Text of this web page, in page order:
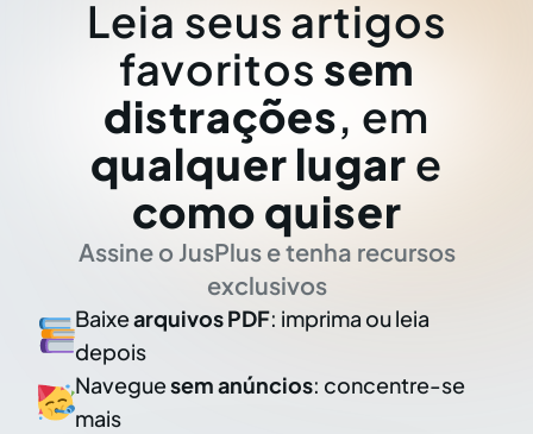
Leia seus artigos
favoritos sem
distrações, em
qualquer lugar e
como quiser
Assine o JusPlus e tenha recursos
exclusivos
Baixearquivos PDF: imprima ou leia
depois
Naveguesem anúncios: concentre-se
mais